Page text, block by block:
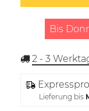
Bis
2 - 3
Lieferung bis